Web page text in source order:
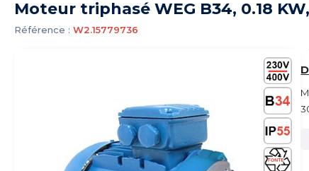
Moteur triphasé WEG B34, 0.18
Référence : W2.15779736